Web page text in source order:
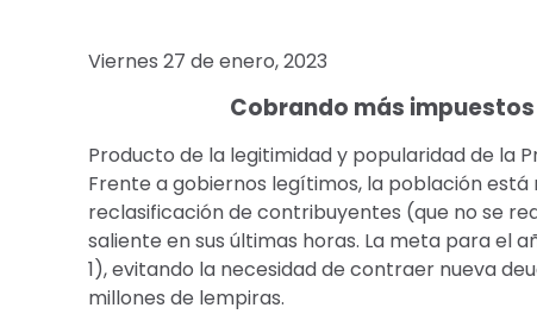
Viernes 27 de enero, 2023
Cobrando más impuestos
Producto de la legitimidad y popularidad de la
Frente a gobiernos legítimos, la población
reclasificación de contribuyentes (que no se
saliente en sus últimas horas. La meta para el
1), evitando la necesidad de contraer nueva
millones de lempiras.